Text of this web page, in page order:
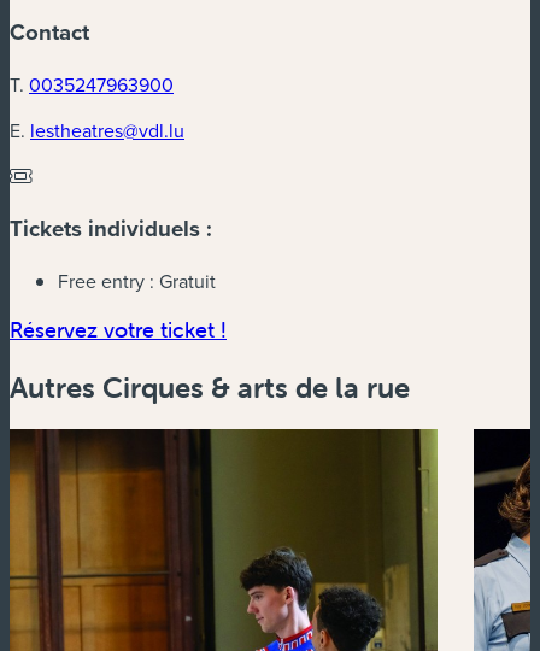
Contact
T. 0035247963900
E. lestheatres@vdl.lu
Tickets individuels :
Free entry : Gratuit
Réservez votre ticket !
Autres Cirques & arts de la rue